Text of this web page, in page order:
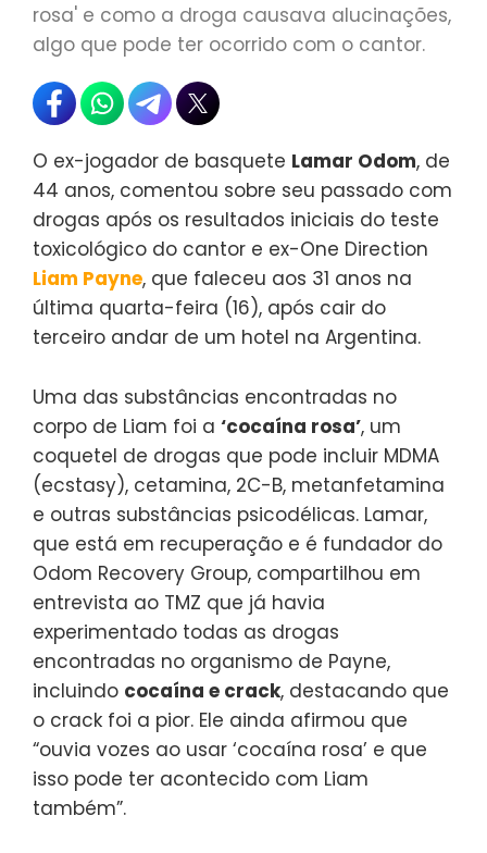
rosa' e como a droga causava alucinações,
algo que pode ter ocorrido com o cantor.
O ex-jogador de basquete Lamar Odom, de
44 anos, comentou sobre seu passado com
drogas após os resultados iniciais do teste
toxicológico do cantor e ex-One Direction
Liam Payne, que faleceu aos 31 anos na
última quarta-feira (16), após cair do
terceiro andar de um hotel na Argentina.
Uma das substâncias encontradas no
corpo de Liam foi a ‘cocaína rosa’, um
coquetel de drogas que pode incluir MDMA
(ecstasy), cetamina, 2C-B, metanfetamina
e outras substâncias psicodélicas. Lamar,
que está em recuperação e é fundador do
Odom Recovery Group, compartilhou em
entrevista ao TMZ que já havia
experimentado todas as drogas
encontradas no organismo de Payne,
incluindo cocaína e crack, destacando que
o crack foi a pior. Ele ainda afirmou que
“ouvia vozes ao usar ‘cocaína rosa’ e que
isso pode ter acontecido com Liam
também”.